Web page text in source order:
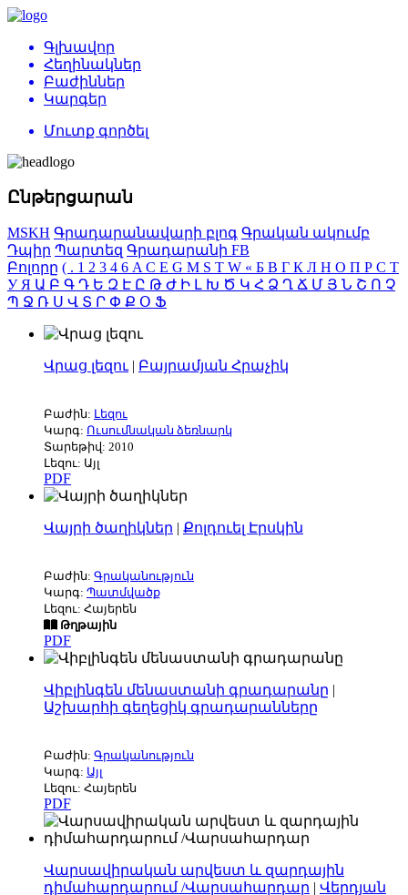
Գլխավոր
Հեղինակներ
Բաժիններ
Կարգեր
Մուտք գործել
Ընթերցարան
MSKH Գրադարանավարի բլոգ Գրական ակումբ
Դպիր Պարտեզ Գրադարանի FB
Բոլորը ( . 1 2 3 4 6 AC E G M S T W « Б В Г К Л Н О П Р С Т
УЯ Ա Բ Գ Դ Ե Զ Է Ը Թ Ժ Ի Լ Խ Ծ Կ Հ Ձ Ղ Ճ Մ Յ Ն Շ Ո Չ
Պ Ջ Ռ Ս Վ Տ Ր Փ Ք Օ Ֆ
Վրաց լեզու| Բայրամյան Հրաչիկ
Բաժին: Լեզու
Կարգ: Ուսումնական ձեռնարկ
Տարեթիվ: 2010
Լեզու: Այլ
PDF
Վայրի ծաղիկներ | Քոլդուել Էրսկին
Բաժին: Գրականություն
Կարգ: Պատմվածք
Լեզու: Հայերեն
Թղթային
PDF
Վիբլինգեն մենաստանի գրադարանը |
Աշխարհի գեղեցիկ գրադարանները
Բաժին: Գրականություն
Կարգ: Այլ
Լեզու: Հայերեն
PDF
Վարսավիրական արվեստ և զարդային
դիմահարդարում /Վարսահարդար | Վերդյան